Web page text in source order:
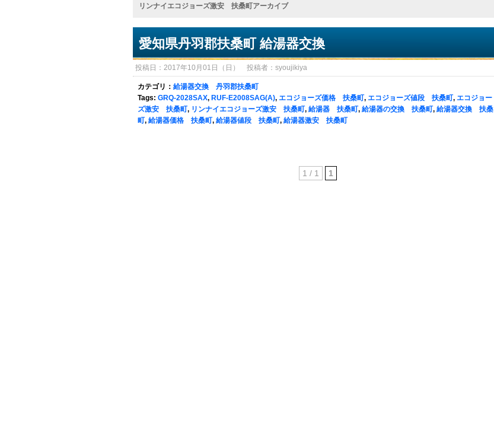
リンナイエコジョーズ激安 扶桑町アーカイブ
愛知県丹羽郡扶桑町 給湯器交換
投稿日：2017年10月01日（日） 投稿者：syoujikiya
カテゴリ： 給湯器交換 丹羽郡扶桑町
Tags: GRQ-2028SAX, RUF-E2008SAG(A), エコジョーズ価格 扶桑町, エコジョーズ値段 扶桑町, エコジョー
ズ激安 扶桑町, リンナイエコジョーズ激安 扶桑町, 給湯器 扶桑町, 給湯器の交換 扶桑町, 給湯器交換 扶桑
町, 給湯器価格 扶桑町, 給湯器値段 扶桑町, 給湯器激安 扶桑町
1 / 1 1